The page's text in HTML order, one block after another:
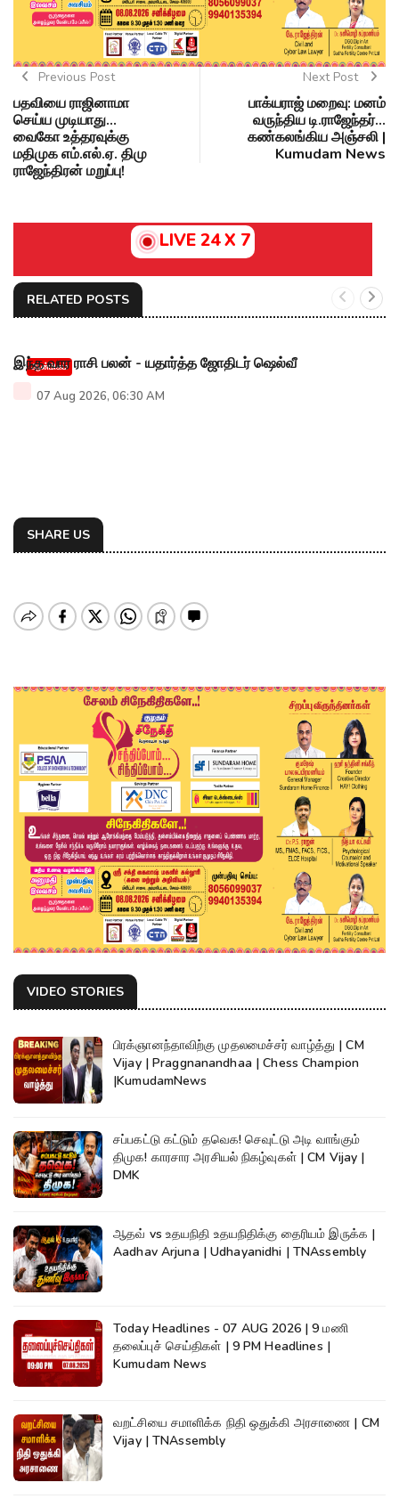
Previous Post
பதவியை ராஜினாமா
செய்ய முடியாது...
வைகோ உத்தரவுக்கு
மதிமுக எம்.எல்.ஏ. திமு
ராஜேந்திரன் மறுப்பு!
Next Post
பாக்யராஜ் மறைவு: மனம்
வருந்திய டி.ராஜேந்தர்...
கண்கலங்கிய அஞ்சலி |
Kumudam News
LIVE 24 X 7
RELATED POSTS
ஆன்மிகம்
இந்த வார ராசி பலன் - யதார்த்த ஜோதிடர் ஷெல்வீ
07 Aug 2026, 06:30 AM
SHARE US
VIDEO STORIES
பிரக்ஞானந்தாவிற்கு முதலமைச்சர் வாழ்த்து | CM
Vijay | Praggnanandhaa | Chess Champion
|KumudamNews
சப்பகட்டு கட்டும் தவெக! செவுட்டு அடி வாங்கும்
திமுக! காரசார அரசியல் நிகழ்வுகள் | CM Vijay |
DMK
ஆதவ் vs உதயநிதி உதயநிதிக்கு தைரியம் இருக்க |
Aadhav Arjuna | Udhayanidhi | TNAssembly
Today Headlines - 07 AUG 2026 | 9 மணி
தலைப்புச் செய்திகள் | 9 PM Headlines |
Kumudam News
வறட்சியை சமாளிக்க நிதி ஒதுக்கி அரசாணை | CM
Vijay | TNAssembly